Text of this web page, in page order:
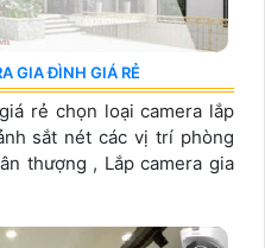
GIA ĐÌNH GIÁ RẺ
rẻ chọn loại camera lắp
sắt nét các vị trí phòng
thượng , Lắp camera gia